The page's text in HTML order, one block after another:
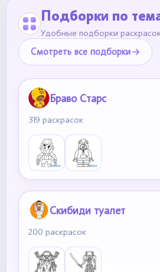
Подборки по
Удобные подборки
Смотреть все подборки
Браво Старс
319 раскрасок
Скибиди туалет
200 раскрасок